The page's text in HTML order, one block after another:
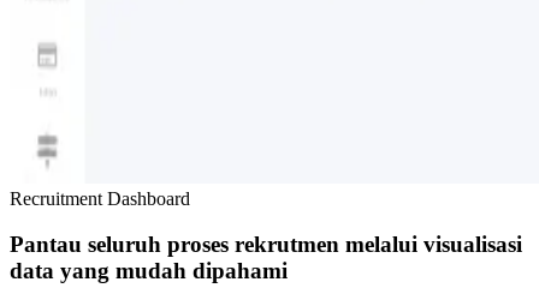
Recruitment Dashboard
Pantau seluruh proses rekrutmen melalui visualisasi
data yang mudah dipahami